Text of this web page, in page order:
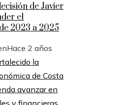
de Javier
el
2023 a 2025
Hace 2 años